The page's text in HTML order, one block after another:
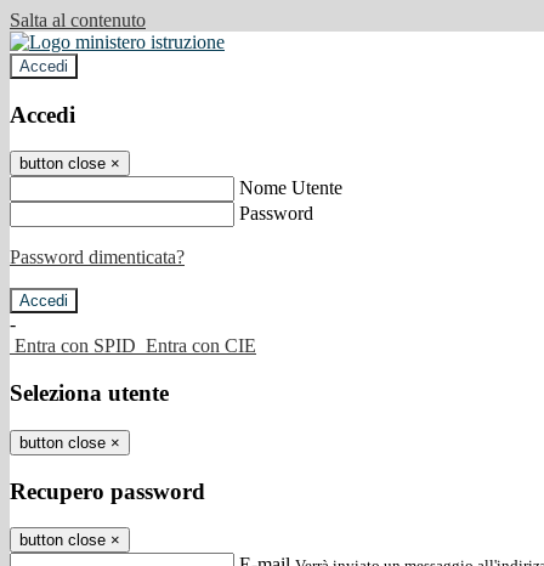
Salta al contenuto
Accedi
Accedi
button close ×
Nome Utente
Password
Password dimenticata?
-
Entra con SPID Entra con CIE
Seleziona utente
button close ×
Recupero password
button close ×